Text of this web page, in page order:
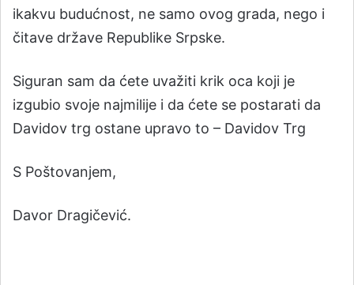
ikakvu budućnost, ne samo ovog grada, nego i
čitave države Republike Srpske.
Siguran sam da ćete uvažiti krik oca koji je
izgubio svoje najmilije i da ćete se postarati da
Davidov trg ostane upravo to – Davidov Trg
S Poštovanjem,
Davor Dragičević.